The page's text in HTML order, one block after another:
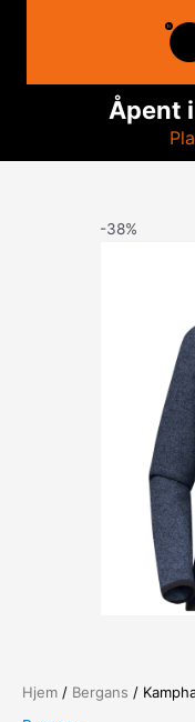
innholdet
Åpent
-38%
Hjem / Bergans /